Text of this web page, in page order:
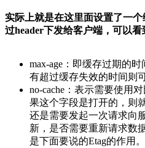
实际上就是在这里面设置了一
过header下发给客户端，可以看
max-age：即缓存过期的
有超过缓存失效的时间则
no-cache：表示需要使用
果这个字段是打开的，则
还是需要发起一次请求向
新，是否需要重新请求数
是下面要说的Etag的作用